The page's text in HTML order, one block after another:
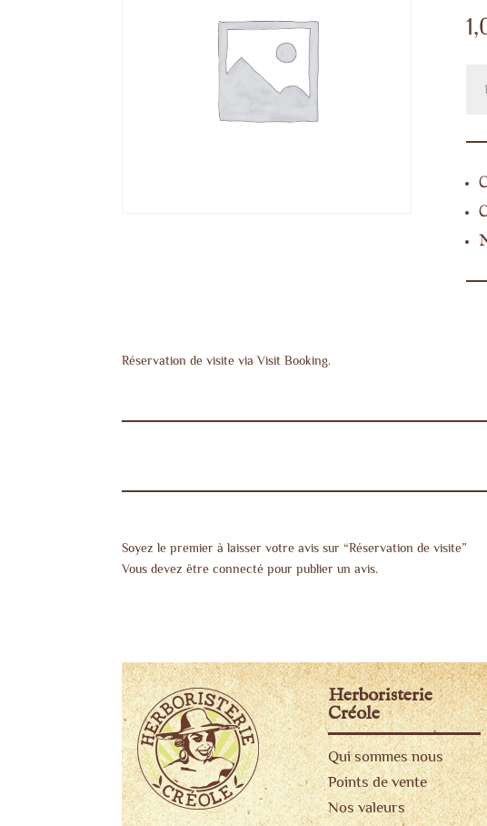
Réservation de visite via Visit Booking.
Soyez le premier à laisser votre avis sur “Réservation de visite”
Vous devez êtreconnecté pour publier un avis.
Herboristerie
Créole
Qui sommes nous
Points de vente
Nos valeurs